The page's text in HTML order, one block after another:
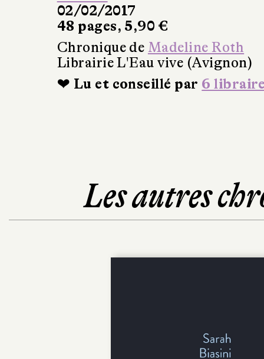
02/02/2017
48 pages, 5,90 €
Chronique de Madeline Roth
Librairie L'Eau vive (Avignon)
❤ Lu et conseillé par 6
Les autres